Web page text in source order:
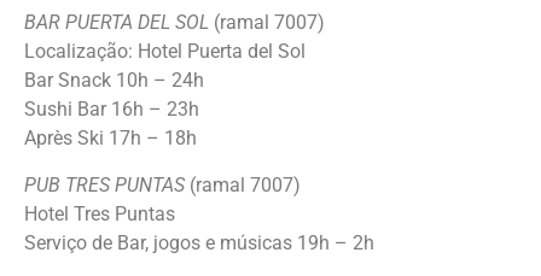
BAR PUERTA DEL SOL (ramal 7007)
Localização: Hotel Puerta del Sol
Bar Snack 10h – 24h
Sushi Bar 16h – 23h
Après Ski 17h – 18h
PUB TRES PUNTAS (ramal 7007)
Hotel Tres Puntas
Serviço de Bar, jogos e músicas 19h – 2h